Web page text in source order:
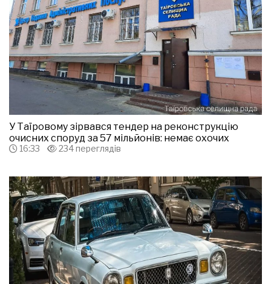
У Таїровому зірвався тендер на реконструкцію
очисних споруд за 57 мільйонів: немає охочих
16:33 234 переглядів